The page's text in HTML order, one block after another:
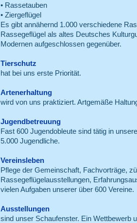
• Rassetauben
• Ziergeflügel
Es gibt annähernd 1.000 verschiedene
Rassegeflügel als altes Deutsches
Modernen aufgeschlossen gegenüber.
Tierschutz
hat bei uns erste Priorität.
Artenerhaltung
wird von uns praktiziert. Artgemäße
Jugendbetreuung
Fast 600 Jugendobleute sind tätig in
5.000 Jugendliche.
Vereinsleben
Pflege der Gemeinschaft, Fachvorträge,
Rassegeflügelausstellungen,
vielen Aufgaben unserer über 600 Vereine.
Ausstellungen
sind unser Schaufenster. Ein Wettbewerb